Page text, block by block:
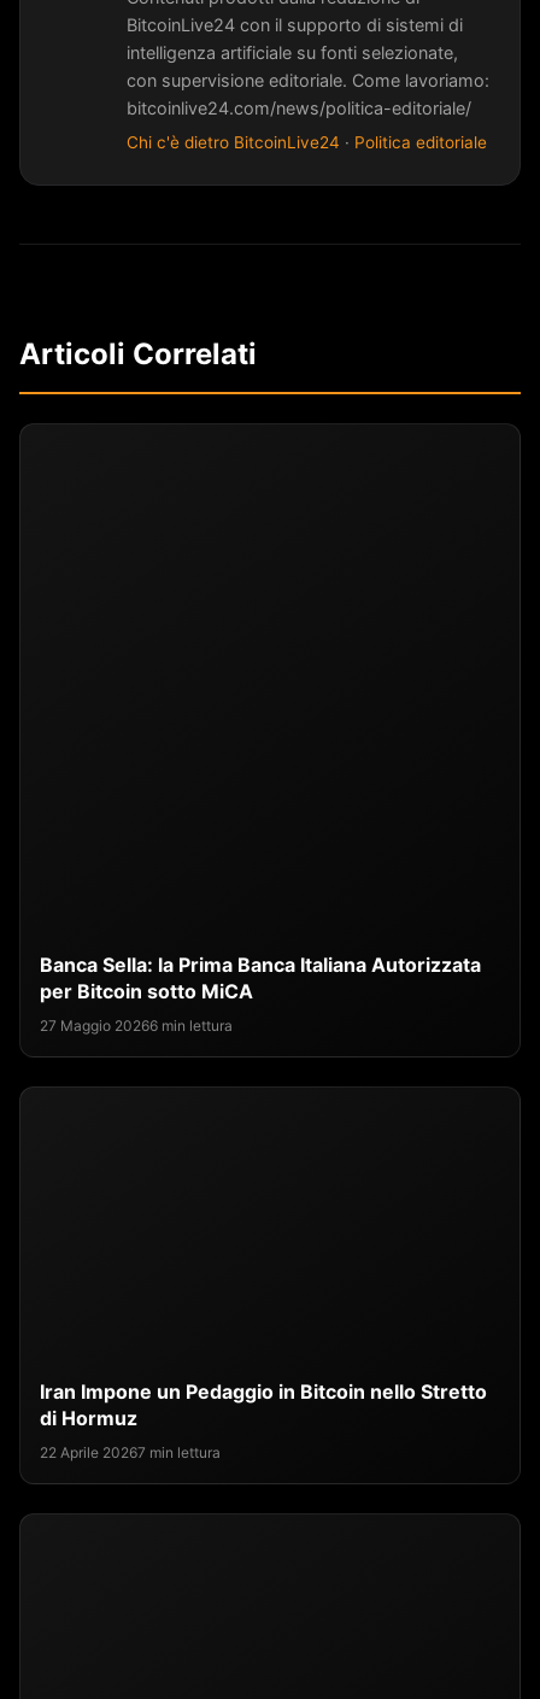
BitcoinLive24 con il supporto di sistemi di
intelligenza artificiale su fonti selezionate,
con supervisione editoriale. Come lavoriamo:
bitcoinlive24.com/news/politica-editoriale/
Chi c'è dietro BitcoinLive24 · Politica editoriale
Articoli Correlati
Banca Sella: la Prima Banca Italiana Autorizzata
per Bitcoin sotto MiCA
27 Maggio 20266 min lettura
Iran Impone un Pedaggio in Bitcoin nello Stretto
di Hormuz
22 Aprile 20267 min lettura